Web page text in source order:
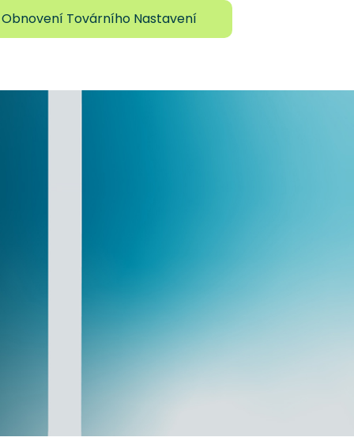
Obnovení Továrního Nastavení